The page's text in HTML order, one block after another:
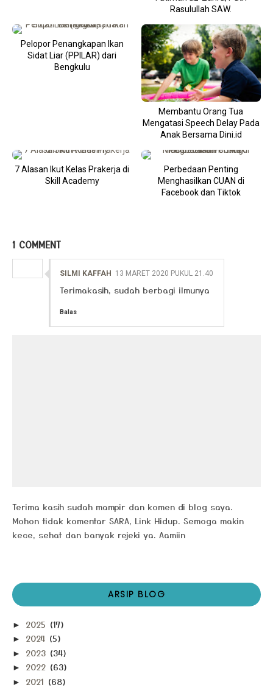
Rasulullah SAW.
Pelopor Penangkapan Ikan
Sidat Liar (PPILAR) dari
Bengkulu
Membantu Orang Tua
Mengatasi Speech Delay Pada
Anak Bersama Dini.id
7 Alasan Ikut Kelas Prakerja di
Skill Academy
Perbedaan Penting
Menghasilkan CUAN di
Facebook dan Tiktok
1 COMMENT
SILMI KAFFAH 13 MARET 2020 PUKUL 21.40
Terimakasih, sudah berbagi ilmunya
Balas
Terima kasih sudah mampir dan komen di blog saya.
Mohon tidak komentar SARA, Link Hidup. Semoga makin
kece, sehat dan banyak rejeki ya. Aamiin
ARSIP BLOG
► 2025 (17)
► 2024 (5)
► 2023 (34)
► 2022 (63)
► 2021 (68)